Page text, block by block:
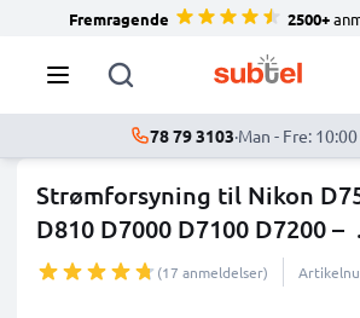
Fremragende 2500+
78 79 3103·Man - Fre:
Strømforsyning til Nikon
D810 D7000 D7100 D7200 –
(17 anmeldelser)